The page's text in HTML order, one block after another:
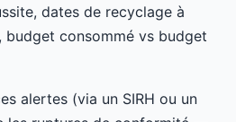
dates de recyclage à
budget consommé vs budget
alertes (via un SIRH ou un